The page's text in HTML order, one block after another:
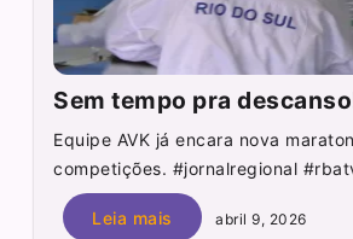
Sem tempo pra descanso!
Equipe AVK já encara nova
competições. #jornalregional
Leia mais abril 9, 2026